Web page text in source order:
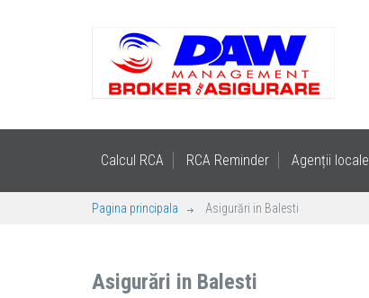
Calcul RCA RCA Reminder Agenții locale
Pagina principala Asigurări in Balesti
Asigurări in Balesti